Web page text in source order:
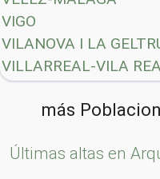
VIGO
VILANOVA I LA
VILLARREAL-VILA
más
Últimas altas en